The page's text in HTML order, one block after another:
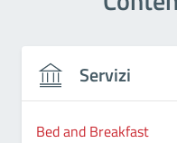
Servizi
Bed and Breakfast